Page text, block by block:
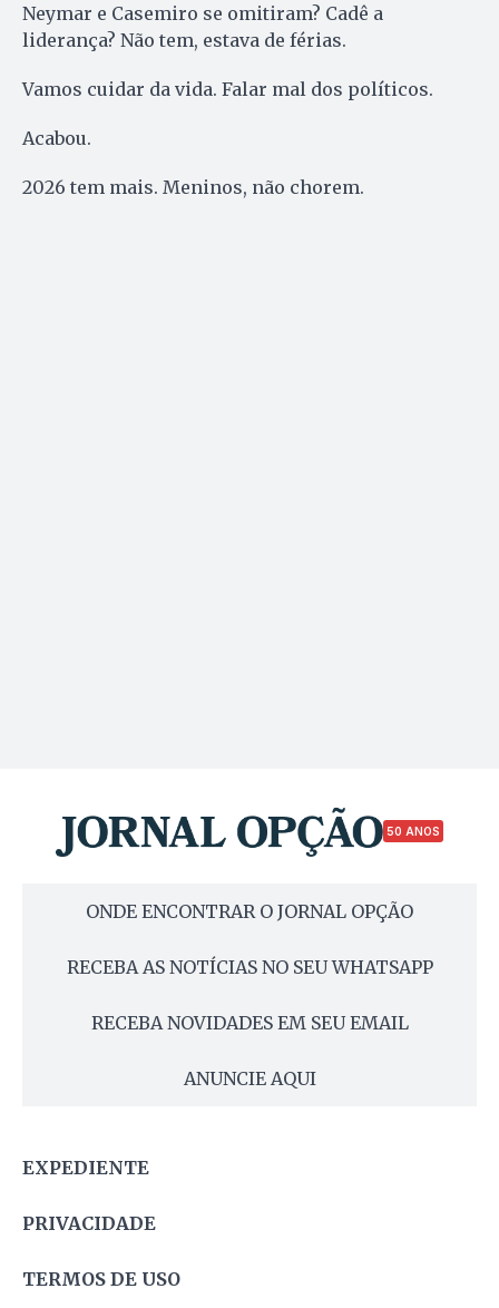
Neymar e Casemiro se omitiram? Cadê a
liderança? Não tem, estava de férias.
Vamos cuidar da vida. Falar mal dos políticos.
Acabou.
2026 tem mais. Meninos, não chorem.
50 ANOS
ONDE ENCONTRAR O JORNAL OPÇÃO
RECEBA AS NOTÍCIAS NO SEU WHATSAPP
RECEBA NOVIDADES EM SEU EMAIL
ANUNCIE AQUI
EXPEDIENTE
PRIVACIDADE
TERMOS DE USO